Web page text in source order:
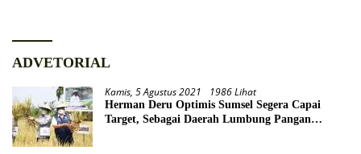
ADVETORIAL
Kamis, 5 Agustus 2021 1986 Lihat
Herman Deru Optimis Sumsel Segera Capai
Target, Sebagai Daerah Lumbung Pangan